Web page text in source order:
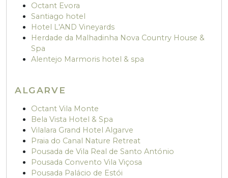
Octant Evora
Santiago hotel
Hotel L'AND Vineyards
Herdade da Malhadinha Nova Country House &
Spa
Alentejo Marmoris hotel & spa
ALGARVE
Octant Vila Monte
Bela Vista Hotel & Spa
Vilalara Grand Hotel Algarve
Praia do Canal Nature Retreat
Pousada de Vila Real de Santo António
Pousada Convento Vila Viçosa
Pousada Palácio de Estói